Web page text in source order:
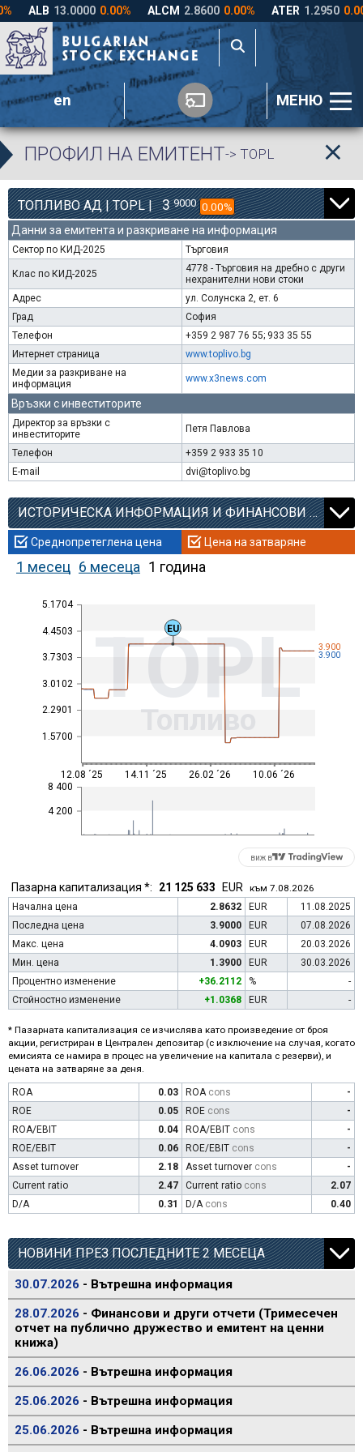
en МЕНЮ
ПРОФИЛ НА ЕМИТЕНТ-> TOPL
ТОПЛИВО АД | TOPL | 3 9000 0.00%
Данни за емитента и разкриване на информация
Сектор по КИД-2025 Търговия
Клас по КИД-2025
4778 - Търговия на дребно с други
нехранителни нови стоки
Адрес
ул. Солунска 2, ет. 6
Град
София
Телефон
+359 2 987 76 55; 933 35 55
Интернет страница
www.toplivo.bg
Медии за разкриване на
информация
www.x3news.com
Връзки с инвеститорите
Директор за връзки с
инвеститорите
Петя Павлова
Телефон
+359 2 933 35 10
E-mail
dvi@toplivo.bg
ИСТОРИЧЕСКА ИНФОРМАЦИЯ И ФИНАНСОВИ КОЕФИЦИЕНТИ
Среднопретеглена цена Цена на затваряне
1 месец 6 месеца 1 година
1.5700
2.2901
3.0102
3.7303
4.4503
5.1704
TOPL
Топливо
4 200
8 400
3.900
3.900
12.08 ´25 14.11 ´25 26.02 ´26 10.06 ´26
EU
виж в
Пазарна капитализация *: 21 125 633 EUR към 7.08.2026
Начална цена
2.8632 EUR
11.08.2025
Последна цена
3.9000 EUR
07.08.2026
Макс. цена
4.0903 EUR
20.03.2026
Мин. цена
1.3900 EUR
30.03.2026
Процентно изменение
+36.2112 %
-
Стойностно изменение
+1.0368 EUR -
* Пазарната капитализация се изчислява като произведение от броя
акции, регистриран в Централен депозитар (с изключение на случая, когато
емисията се намира в процес на увеличение на капитала с резерви), и
цената на затваряне за деня.
ROA 0.03 ROA cons
-
ROE
0.05 ROE cons
-
ROA/EBIT
0.04 ROA/EBIT cons
-
ROE/EBIT
0.06 ROE/EBIT cons
-
Asset turnover
2.18 Asset turnover cons
-
Current ratio
2.47 Current ratio cons
2.07
D/A
0.31 D/A cons 0.40
НОВИНИ ПРЕЗ ПОСЛЕДНИТЕ 2 МЕСЕЦА
30.07.2026 - Вътрешна информация
28.07.2026 - Финансови и други отчети (Тримесечен
отчет на публично дружество и емитент на ценни
книжа)
26.06.2026 - Вътрешна информация
25.06.2026 - Вътрешна информация
25.06.2026 - Вътрешна информация